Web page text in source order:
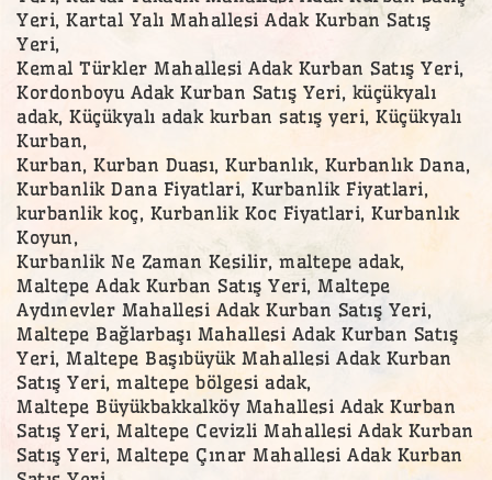
Yeri, Kartal Yalı Mahallesi Adak Kurban Satış
Yeri,
Kemal Türkler Mahallesi Adak Kurban Satış Yeri,
Kordonboyu Adak Kurban Satış Yeri, küçükyalı
adak, Küçükyalı adak kurban satış yeri, Küçükyalı
Kurban,
Kurban, Kurban Duası, Kurbanlık, Kurbanlık Dana,
Kurbanlik Dana Fiyatlari, Kurbanlik Fiyatlari,
kurbanlik koç, Kurbanlik Koc Fiyatlari, Kurbanlık
Koyun,
Kurbanlik Ne Zaman Kesilir, maltepe adak,
Maltepe Adak Kurban Satış Yeri, Maltepe
Aydınevler Mahallesi Adak Kurban Satış Yeri,
Maltepe Bağlarbaşı Mahallesi Adak Kurban Satış
Yeri, Maltepe Başıbüyük Mahallesi Adak Kurban
Satış Yeri, maltepe bölgesi adak,
Maltepe Büyükbakkalköy Mahallesi Adak Kurban
Satış Yeri, Maltepe Cevizli Mahallesi Adak Kurban
Satış Yeri, Maltepe Çınar Mahallesi Adak Kurban